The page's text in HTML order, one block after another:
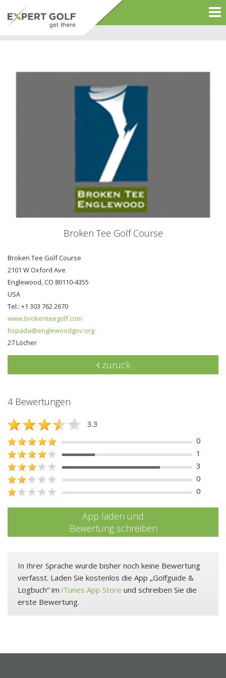
Broken Tee Golf Course
Broken Tee Golf Course
2101 W Oxford Ave
Englewood, CO 80110-4355
USA
Tel.: +1 303 762 2670
www.brokenteegolf.com
bspada@englewoodgov.org
27 Löcher
zurück
4 Bewertungen
3.3
0
1
3
0
0
App laden und
Bewertung schreiben
In Ihrer Sprache wurde bisher noch keine Bewertung
verfasst. Laden Sie kostenlos die App „Golfguide &
Logbuch“ im iTunes App Store und schreiben Sie die
erste Bewertung.